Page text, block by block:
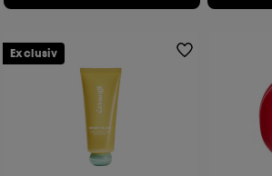
Exclusiv
Daca doresti mai multe informatii